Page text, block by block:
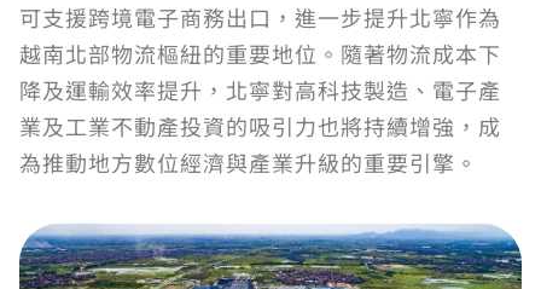
可支援跨境電子商務出口，進一步提升北寧作為
越南北部物流樞紐的重要地位。隨著物流成本下
降及運輸效率提升，北寧對高科技製造、電子產
業及工業不動產投資的吸引力也將持續增強，成
為推動地方數位經濟與產業升級的重要引擎。